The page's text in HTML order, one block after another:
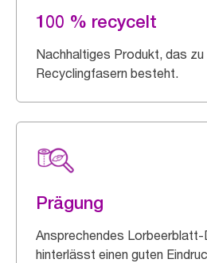
100 % recycelt
Nachhaltiges Produkt, das
Recyclingfasern besteht.
Prägung
Ansprechendes Lorbeerblatt-
hinterlässt einen guten